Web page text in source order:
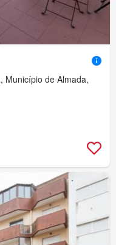
Município de Almada,